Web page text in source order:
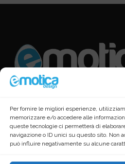
Per fornire le migliori esperienze,
memorizzare e/o accedere alle
queste tecnologie ci permetterà di
navigazione o ID unici su questo sito. Non
può influire negativamente su alcune